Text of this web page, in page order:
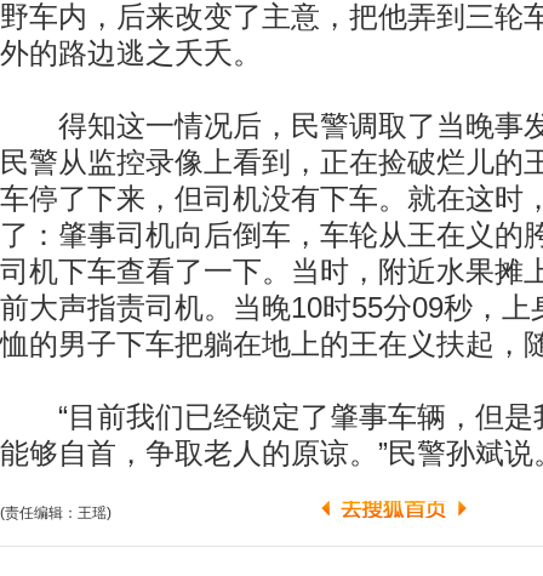
野车内，后来改变了主意，把他弄到三轮
外的路边逃之夭夭。
得知这一情况后，民警调取了当晚事
民警从监控录像上看到，正在捡破烂儿的
车停了下来，但司机没有下车。就在这时
了：肇事司机向后倒车，车轮从王在义的
司机下车查看了一下。当时，附近水果摊
前大声指责司机。当晚10时55分09秒，上
恤的男子下车把躺在地上的王在义扶起，
“目前我们已经锁定了肇事车辆，但是
能够自首，争取老人的原谅。”民警孙斌说
(责任编辑：王瑶)